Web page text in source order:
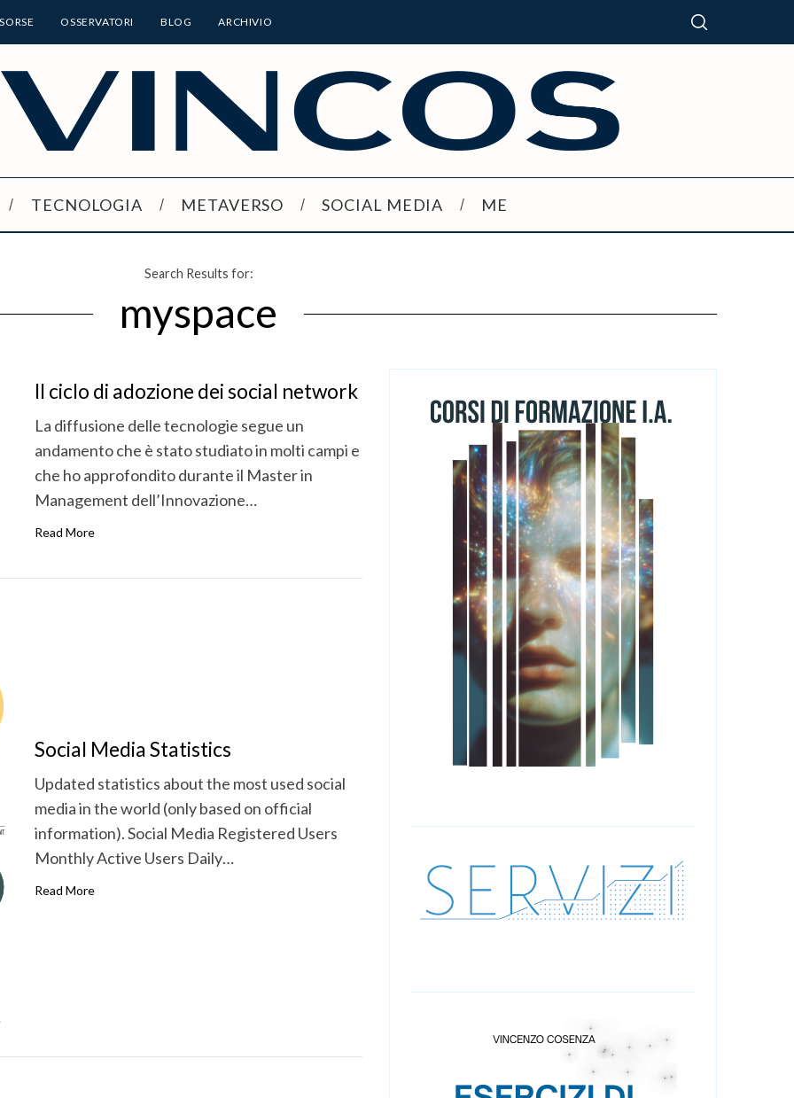
OSSERVATORI BLOG ARCHIVIO
TECNOLOGIA METAVERSO SOCIAL MEDIA ME
Search Results for:
myspace
Il ciclo di adozione dei social network
La diffusione delle tecnologie segue un
andamento che è stato studiato in molti campi e
che ho approfondito durante il Master in
Management dell’Innovazione…
Read More
Social Media Statistics
Updated statistics about the most used social
media in the world (only based on official
information). Social Media Registered Users
Monthly Active Users Daily…
Read More